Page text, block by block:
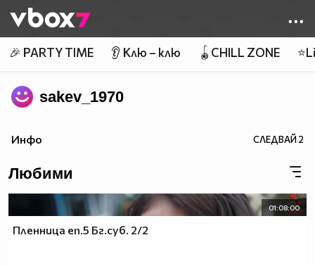
👾
🎉 PARTY TIME 👂 Клю – клю 🪀CHILL ZONE
sakev_1970
Инфо СЛЕДВАЙ2
Любими
01:08:00
Пленница еп.5 Бг.суб. 2/2